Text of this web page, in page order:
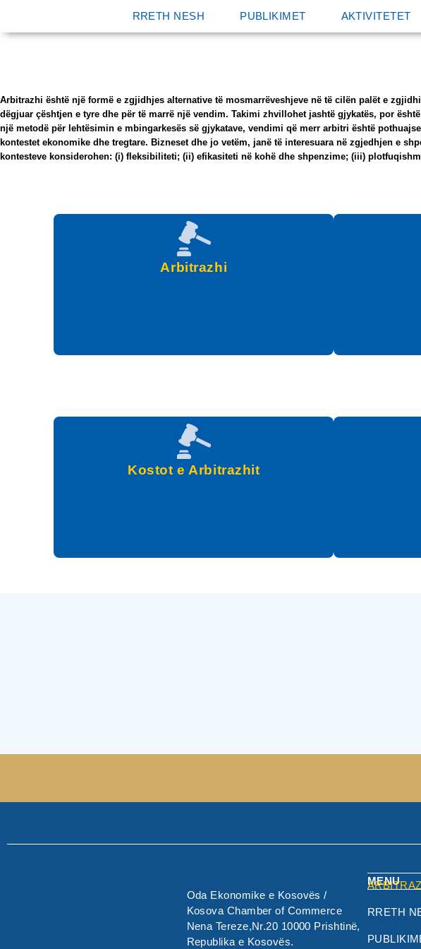
RRETH NESH PUBLIKIMET AKTIVITETET
Arbitrazhi është një formë e zgjidhjes alternative të mosmarrëveshjeve në të cilën palët e
dëgjuar çështjen e tyre dhe për të marrë një vendim. Takimi zhvillohet jashtë gjykatës, por
një metodë për lehtësimin e mbingarkesës së gjykatave, vendimi që merr arbitri është
kontestet ekonomike dhe tregtare. Bizneset dhe jo vetëm, janë të interesuara në zgjedhjen e
kontesteve konsiderohen: (i) fleksibiliteti; (ii) efikasiteti në kohë dhe shpenzime; (iii)
Arbitrazhi
Kostot e Arbitrazhit
Oda Ekonomike e Kosovës /
Kosova Chamber of Commerce
Nena Tereze,Nr.20 10000 Prishtinë,
Republika e Kosovës.
MENU
RRETH